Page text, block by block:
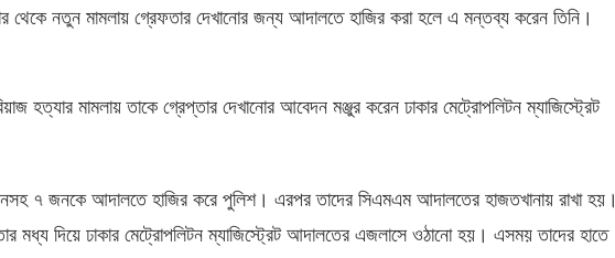
থেকে নতুন মামলায় গ্রেফতার দেখানোর জন্য আদালতে হাজির করা হলে এ মন্তব্য করেন তিনি।
হত্যার মামলায় তাকে গ্রেপ্তার দেখানোর আবেদন মঞ্জুর করেন ঢাকার মেট্রোপলিটন ম্যাজিস্ট্রেট
৭ জনকে আদালতে হাজির করে পুলিশ। এরপর তাদের সিএমএম আদালতের হাজতখানায় রাখা হয়।
মধ্য দিয়ে ঢাকার মেট্রোপলিটন ম্যাজিস্ট্রেট আদালতের এজলাসে ওঠানো হয়। এসময় তাদের হাতে